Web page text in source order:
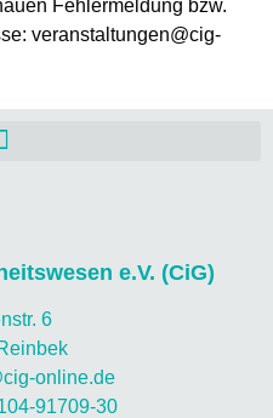
Fehlermeldung bzw.
veranstaltungen@cig-
e.V. (CiG)
6
online.de
91709-30